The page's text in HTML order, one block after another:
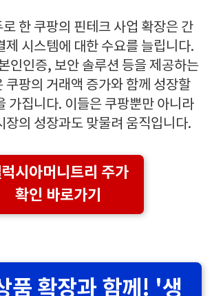
한 쿠팡의 핀테크 사업 확장은 간
제 시스템에 대한 수요를 늘립니다.
인인증, 보안 솔루션 등을 제공하는
쿠팡의 거래액 증가와 함께 성장할
가집니다. 이들은 쿠팡뿐만 아니라
장의 성장과도 맞물려 움직입니다.
시아머니트리 주가
확인 바로가기
품 확장과 함께! '생